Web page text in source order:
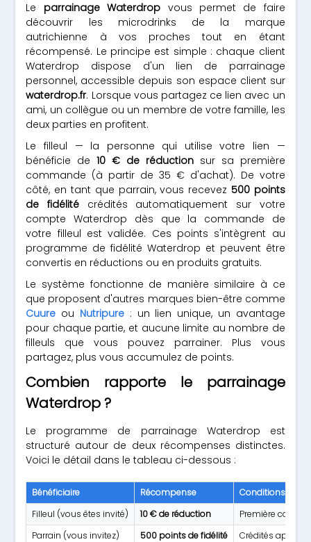
Le parrainage Waterdrop vous permet de faire
découvrir les microdrinks de la marque
autrichienne à vos proches tout en étant
récompensé. Le principe est simple : chaque client
Waterdrop dispose d'un lien de parrainage
personnel, accessible depuis son espace client sur
waterdrop.fr. Lorsque vous partagez ce lien avec un
ami, un collègue ou un membre de votre famille, les
deux parties en profitent.
Le filleul — la personne qui utilise votre lien —
bénéficie de10 € de réductionsur sa première
commande (à partir de 35 € d'achat). De votre
côté, en tant que parrain, vous recevez 500 points
de fidélité crédités automatiquement sur votre
compte Waterdrop dès que la commande de
votre filleul est validée. Ces points s'intègrent au
programme de fidélité Waterdrop et peuvent être
convertis en réductions ou en produits gratuits.
Le système fonctionne de manière similaire à ce
que proposent d'autres marques bien-être comme
Cuure ou Nutripure: un lien unique, un avantage
pour chaque partie, et aucune limite au nombre de
filleuls que vous pouvez parrainer. Plus vous
partagez, plus vous accumulez de points.
Combien rapporte le parrainage
Waterdrop ?
Le programme de parrainage Waterdrop est
structuré autour de deux récompenses distinctes.
Voici le détail dans le tableau ci-dessous :
Bénéficiaire Récompense
Conditions
Filleul (vous êtes invité)
10 € de réduction
Première
Parrain (vous invitez)
500 points de fidélité Crédités après